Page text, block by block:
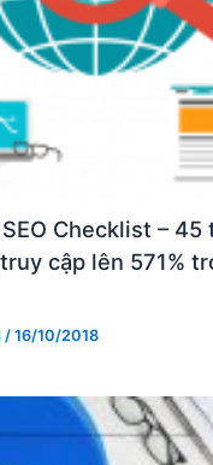
Checklist – 45
cập lên 571%
/16/10/2018